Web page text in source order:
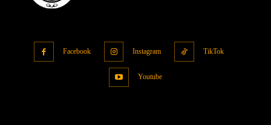
Facebook Instagram TikTok
Youtube